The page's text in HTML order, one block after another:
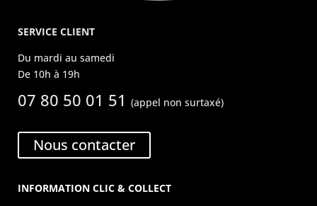
SERVICE CLIENT
Du mardi au samedi
De 10h à 19h
07 80 50 01 51(appel non surtaxé)
Nous contacter
INFORMATION CLIC & COLLECT